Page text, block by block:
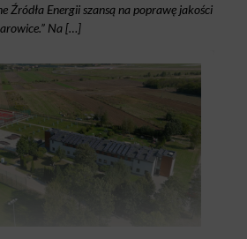
Źródła Energii szansą na poprawę jakości
Na […]